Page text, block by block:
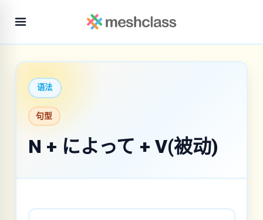
语法
句型
N + によって + V(被动)